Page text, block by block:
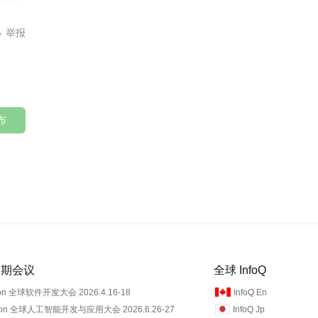
会议
全球软件开发大会 2026.4.16-18
全球人工智能开发与应用大会 2026.6.26-27
全球 InfoQ
InfoQ En
InfoQ Jp